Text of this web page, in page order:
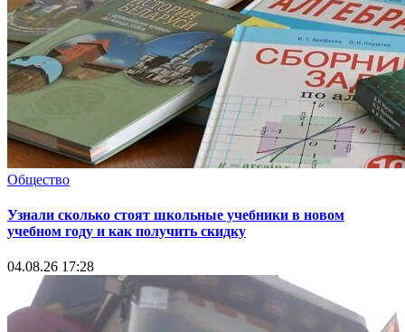
Общество
Узнали сколько стоят школьные учебники в новом
учебном году и как получить скидку
04.08.26 17:28